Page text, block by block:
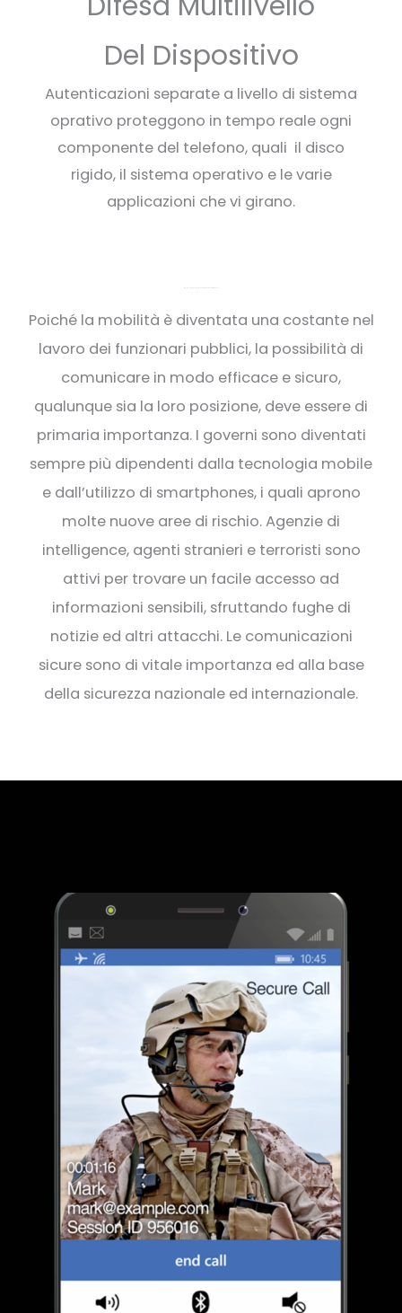
Del Dispositivo
Autenticazioni separate a livello di sistema
oprativo proteggono in tempo reale ogni
componente del telefono, quali il disco
rigido, il sistema operativo e le varie
applicazioni che vi girano.
Poiché la mobilità è diventata una costante nel
lavoro dei funzionari pubblici, la possibilità di
comunicare in modo efficace e sicuro,
qualunque sia la loro posizione, deve essere di
primaria importanza. I governi sono diventati
sempre più dipendenti dalla tecnologia mobile
e dall’utilizzo di smartphones, i quali aprono
molte nuove aree di rischio. Agenzie di
intelligence, agenti stranieri e terroristi sono
attivi per trovare un facile accesso ad
informazioni sensibili, sfruttando fughe di
notizie ed altri attacchi. Le comunicazioni
sicure sono di vitale importanza ed alla base
della sicurezza nazionale ed internazionale.